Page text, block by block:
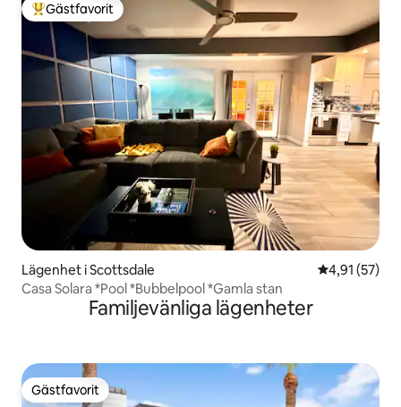
Populär gästfavorit
Gästfavorit
Lägenhet i Scottsdale 4,91 av 5 i
4,91 (57)
Casa Solara *Pool *Bubbelpool *Gamla stan
Familjevänliga lägenheter
Gästfavorit
Gästfavorit